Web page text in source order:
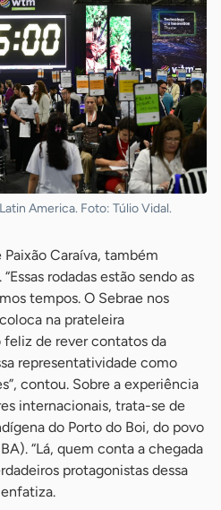
America. Foto: Túlio Vidal.
Paixão Caraíva, também
rodadas estão sendo as
tempos. O Sebrae nos
na prateleira
de rever contatos da
representatividade como
contou. Sobre a experiência
internacionais, trata-se de
do Porto do Boi, do povo
“Lá, quem conta a chegada
protagonistas dessa